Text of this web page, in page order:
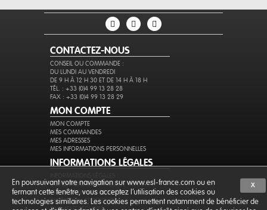
CONTACTEZ-NOUS
CONSEIL OU COMMANDE :
DU LUNDI AU VENDREDI
DE 9 H À 12 H 30 ET DE 14 H À 18 H
TÉL. : +33 (0)4 99 13 28 28
FAX : +33 (0)4 99 13 28 29
MON COMPTE
MON COMPTE
MES COMMANDES
MES ADRESSES
MES INFORMATIONS PERSONNELLES
INFORMATIONS LÉGALES
CONDITIONS GÉNÉRALES DE VENTE
PROTECTION DES DONNÉES
EXPÉDITION ET RETOURS
X
En poursuivant votre navigation sur www.esl-france.com ou en
fermant cette fenêtre, vous acceptez l’utilisation des cookies ou
technologies similaires. Les cookies permettent notamment de bénéficier de